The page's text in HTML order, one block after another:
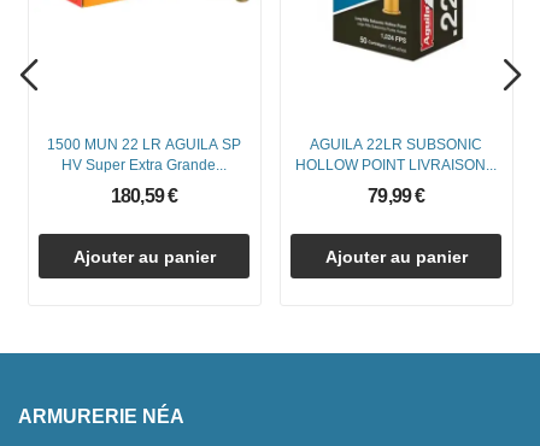
1500 MUN 22 LR AGUILA SP
HV Super Extra Grande...
180,59 €
Ajouter au panier
AGUILA 22LR SUBSONIC
HOLLOW POINT LIVRAISON...
79,99 €
Ajouter au panier
ARMURERIE NÉA